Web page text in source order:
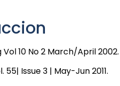
10 No 2 March/April 2002.
Issue 3 | May-Jun 2011.